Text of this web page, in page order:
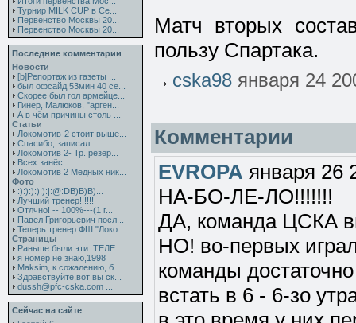
Турнир MILK CUP в Се...
Первенство Москвы 20...
Первенство Москвы 20...
Последние комментарии
Новости
[b]Репортаж из газеты ...
был офсайд 53мин 40 се...
Скорее был гол армейце...
Гинер, Малюков, "арген...
А в чём причины столь ...
Статьи
Локомотив-2 стоит выше...
Спасибо, записал
Локомотив 2- Тр. резер...
Всех занёс
Локомотив 2 Медных ник...
Фото
:):):):);):|:@:DB)B)B)...
Лучший тренер!!!!!!
Отлчно! -- 100%---(1 г...
Павел Григорьевич посл...
Теперь тренер ФШ "Локо...
Страницы
Раньше были эти: ТЕЛЕ...
я номер не знаю,1998
Maksim, к сожалению, б...
Здравствуйте,вот вы ск...
dussh@pfc-cska.com ...
Сейчас на сайте
Матч вторых
пользу Спартака.
cska98 января 24
Комментарии
EVROPA января 26
НА-БО-ЛЕ-ЛО!!!!!!!
ДА, команда ЦСКА
НО! во-первых
команды
встать в 6 - 6-зо